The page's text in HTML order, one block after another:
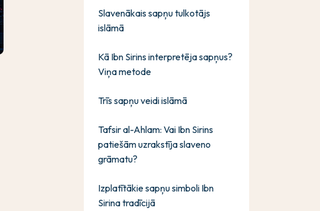
Slavenākais sapņu tulkotājs
islāmā
Kā Ibn Sirins interpretēja sapņus?
Viņa metode
Trīs sapņu veidi islāmā
Tafsir al-Ahlam: Vai Ibn Sirins
patiešām uzrakstīja slaveno
grāmatu?
Izplatītākie sapņu simboli Ibn
Sirina tradīcijā